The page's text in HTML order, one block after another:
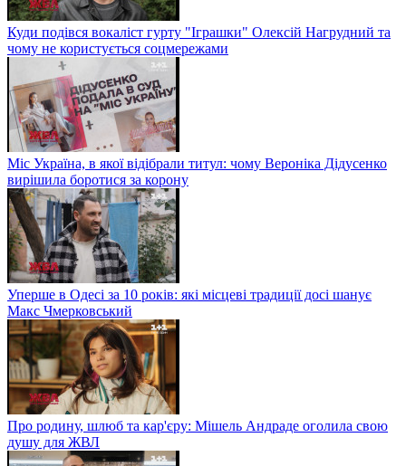
Куди подівся вокаліст гурту "Іграшки" Олексій Нагрудний та
чому не користується соцмережами
Міс Україна, в якої відібрали титул: чому Вероніка Дідусенко
вирішила боротися за корону
Уперше в Одесі за 10 років: які місцеві традиції досі шанує
Макс Чмерковський
Про родину, шлюб та кар'єру: Мішель Андраде оголила свою
душу для ЖВЛ